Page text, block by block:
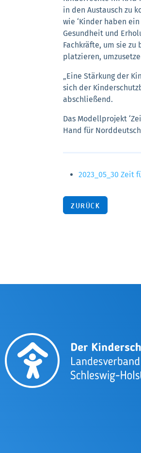
in den Austausch zu
wie ‘Kinder haben
Gesundheit und
Fachkräfte, um sie
platzieren,
„Eine Stärkung der
sich der
abschließend.
Das Modellprojekt
Hand für
2023_05_30
ZURÜCK